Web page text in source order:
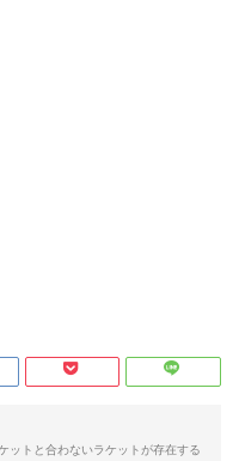
ットと合わないラケットが存在する